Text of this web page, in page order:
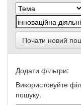
Почати новий
Додати фільтри:
Використовуйте
пошуку.